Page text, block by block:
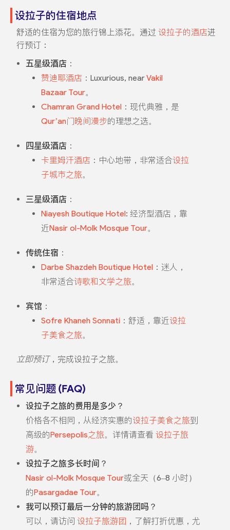
设拉子的住宿地点
舒适的住宿为您的旅行锦上添花。通过 设拉子的酒店进
行预订：
五星级酒店：
赞迪耶酒店 ：Luxurious, nearVakil
Bazaar Tour。
Chamran Grand Hotel：现代典雅，是
Qur’an门晚间漫步的理想之选。
四星级酒店：
卡里姆汗酒店 ：中心地带，非常适合设拉
子城市之旅。
三星级酒店：
Niayesh Boutique Hotel: 经济型酒店，靠
近Nasir ol-Molk Mosque Tour。
传统住宿 ：
Darbe Shazdeh Boutique Hotel：迷人，
非常适合诗歌和文学之旅。
宾馆 ：
Sofre Khaneh Sonnati：舒适，靠近设拉
子美食之旅。
立即预订，完成设拉子之旅。
常见问题 (FAQ)
设拉子之旅的费用是多少？
价格各不相同，从经济实惠的设拉子美食之旅到
高级的Persepolis之旅。详情请查看 设拉子旅
游。
设拉子之旅多长时间？
Nasir ol-Molk Mosque Tour或全天（6–8 小时）
的Pasargadae Tour。
我可以预订最后一分钟的旅游团吗？
可以，请访问 设拉子旅游团 ，了解打折优惠，尤